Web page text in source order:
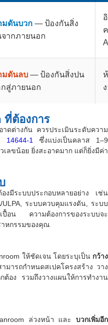
มดันบวก — ป้องกันสิ่ง
ากภายนอก
มดันลบ — ป้องกันสิ่งปน
กสู่ภายนอก
ที่ต้องการ
ดต่างกัน ควรประเมินระดับความ
14644-1
ซึ่งแบ่งเป็นคลาส 1–9
เลขน้อย ยิ่งสะอาดมาก แต่ก็ยิ่งมีค่า
งมีระบบประกอบหลายอย่าง เช่น
ULPA, ระบบควบคุมแรงดัน, ระบบ
อน ความต้องการของระบบจะ
าหกรรมของคุณ
ให้ชัดเจน โดยระบุเป็น กว้าง
ามารถกำหนดสเปคโครงสร้าง วาง
ต้อง รวมถึงวางแผนให้การทำงาน
ล่วงหน้า และ บวกเพิ่มอีก